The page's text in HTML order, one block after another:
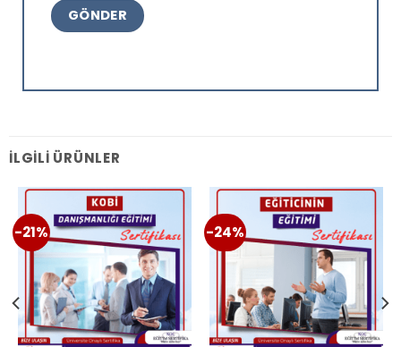
İLGILI ÜRÜNLER
-21% -24%